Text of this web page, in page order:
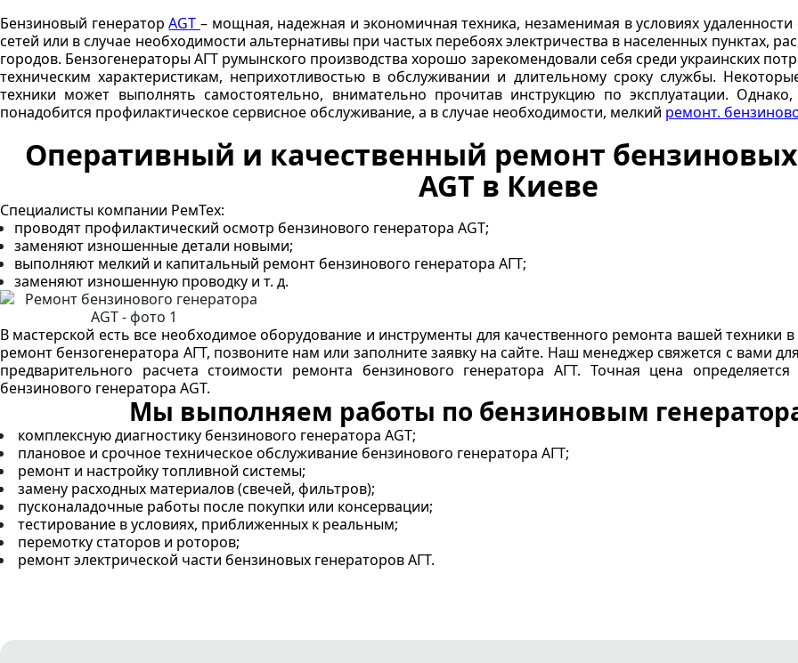
Бензиновый генераторAGT– мощная, надежная и экономичная техника, незаменимая в условиях удаленности
сетей или в случае необходимости альтернативы при частых перебоях электричества в населенных пунктах,
городов. Бензогенераторы АГТ румынского производства хорошо зарекомендовали себя среди украинских
техническим характеристикам, неприхотливостью в обслуживании и длительному сроку службы.
техники может выполнять самостоятельно, внимательно прочитав инструкцию по эксплуатации.
понадобится профилактическое сервисное обслуживание, а в случае необходимости, мелкий ремонт.
Оперативный и качественный ремонт бензиновых
AGT в Киеве
Специалисты компании РемТех:
проводят профилактический осмотр бензинового генератора AGT;
заменяют изношенные детали новыми;
выполняют мелкий и капитальный ремонт бензинового генератора АГТ;
заменяют изношенную проводку и т. д.
В мастерской есть все необходимое оборудование и инструменты для качественного ремонта вашей техники
ремонт бензогенератора АГТ, позвоните нам или заполните заявку на сайте. Наш менеджер свяжется с вами
предварительного расчета стоимости ремонта бензинового генератора АГТ. Точная цена
бензинового генератора AGT.
Мы выполняем работы по бензиновым
комплексную диагностику бензинового генератора AGT;
плановое и срочное техническое обслуживание бензинового генератора АГТ;
ремонт и настройку топливной системы;
замену расходных материалов (свечей, фильтров);
пусконаладочные работы после покупки или консервации;
тестирование в условиях, приближенных к реальным;
перемотку статоров и роторов;
ремонт электрической части бензиновых генераторов АГТ.